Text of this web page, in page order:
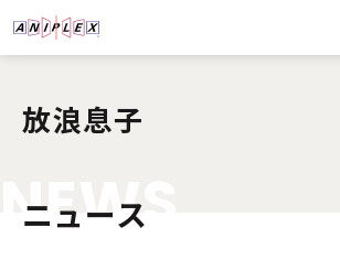
放浪息子
NEWS
ニュース